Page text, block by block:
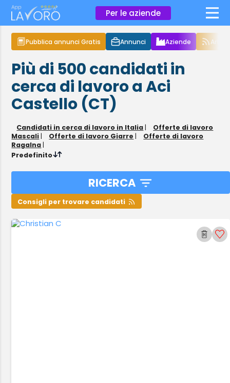
Per le aziende ×
Pubblica annunci Gratis Annunci Aziende
Più di 500candidati in
cerca di lavoroa Aci
Castello (CT)
Candidati in cerca di lavoro in Italia |
Offerte di lavoro
Mascali | Offerte di lavoro Giarre |
Offerte di lavoro
Ragalna |
Predefinito
RICERCA
Consigli per trovare candidati